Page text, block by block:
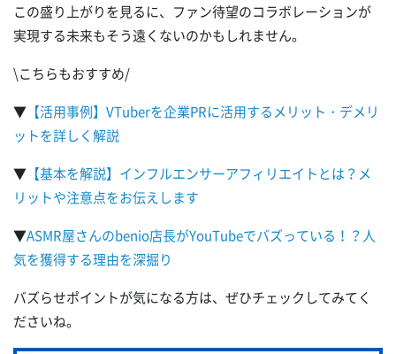
この盛り上がりを見るに、ファン待望のコラボレーションが
実現する未来もそう遠くないのかもしれません。
\こちらもおすすめ/
▼ 【活用事例】VTuberを企業PRに活用するメリット・デメリ
ットを詳しく解説
▼ 【基本を解説】インフルエンサーアフィリエイトとは？メ
リットや注意点をお伝えします
▼ASMR屋さんのbenio店長がYouTubeでバズっている！？人
気を獲得する理由を深掘り
バズらせポイントが気になる方は、ぜひチェックしてみてく
ださいね。